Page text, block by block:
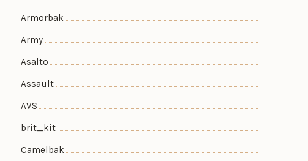
Armorbak
Army
Asalto
Assault
AVS
brit_kit
Camelbak